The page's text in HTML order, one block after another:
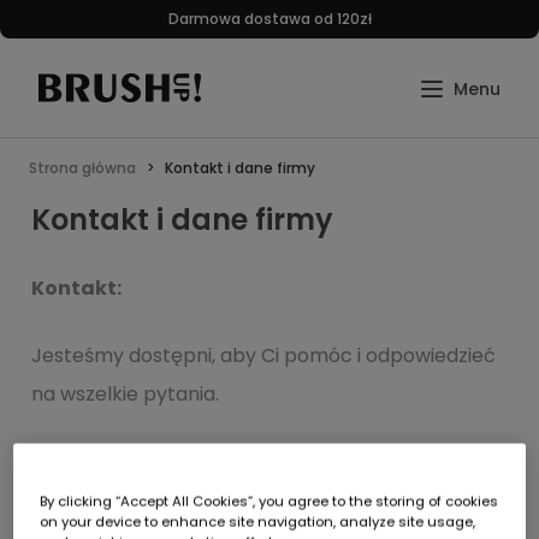
Darmowa dostawa od 120zł
Strona główna Kontakt i dane firmy
Kontakt i dane firmy
Kontakt:
Jesteśmy dostępni, aby Ci pomóc i odpowiedzieć
na wszelkie pytania.
Zamówienia sklep internetowy
By clicking “Accept All Cookies”, you agree to the storing of cookies
on your device to enhance site navigation, analyze site usage,